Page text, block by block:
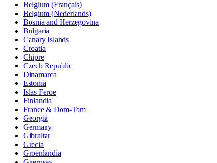
Belgium (Français)
Belgium (Nederlands)
Bosnia and Herzegovina
Bulgaria
Canary Islands
Croatia
Chipre
Czech Republic
Dinamarca
Estonia
Islas Feroe
Finlandia
France & Dom-Tom
Georgia
Germany
Gibraltar
Grecia
Groenlandia